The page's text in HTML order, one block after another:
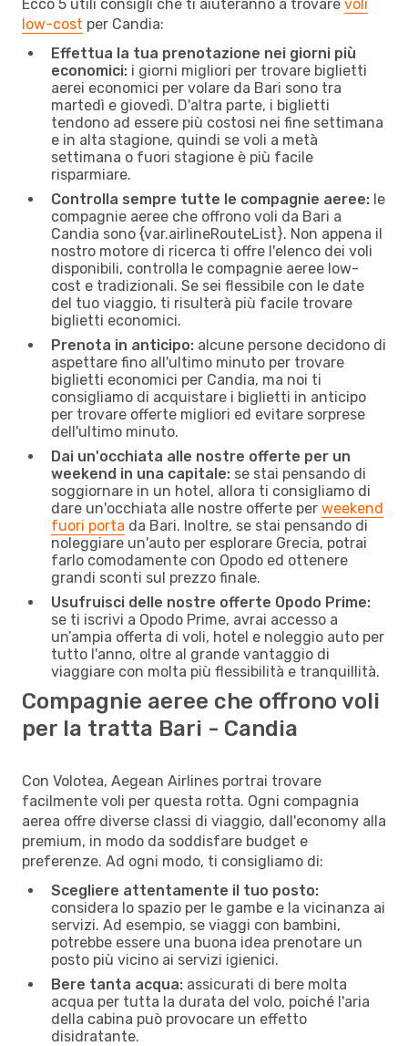
Ecco 5 utili consigli che ti aiuteranno a trovare voli
low-cost per Candia:
Effettua la tua prenotazione nei giorni più
economici: i giorni migliori per trovare biglietti
aerei economici per volare da Bari sono tra
martedì e giovedì. D'altra parte, i biglietti
tendono ad essere più costosi nei fine settimana
e in alta stagione, quindi se voli a metà
settimana o fuori stagione è più facile
risparmiare.
Controlla sempre tutte le compagnie aeree: le
compagnie aeree che offrono voli da Bari a
Candia sono {​var.airlineRouteList}. Non appena il
nostro motore di ricerca ti offre l'elenco dei voli
disponibili, controlla le compagnie aeree low-
cost e tradizionali. Se sei flessibile con le date
del tuo viaggio, ti risulterà più facile trovare
biglietti economici.
Prenota in anticipo: alcune persone decidono di
aspettare fino all'ultimo minuto per trovare
biglietti economici per Candia, ma noi ti
consigliamo di acquistare i biglietti in anticipo
per trovare offerte migliori ed evitare sorprese
dell'ultimo minuto.
Dai un'occhiata alle nostre offerte per un
weekend in una capitale: se stai pensando di
soggiornare in un hotel, allora ti consigliamo di
dare un'occhiata alle nostre offerte per weekend
fuori porta da Bari. Inoltre, se stai pensando di
noleggiare un'auto per esplorare Grecia, potrai
farlo comodamente con Opodo ed ottenere
grandi sconti sul prezzo finale.
Usufruisci delle nostre offerte Opodo Prime:
se ti iscrivi a Opodo Prime, avrai accesso a
un’ampia offerta di voli, hotel e noleggio auto per
tutto l'anno, oltre al grande vantaggio di
viaggiare con molta più flessibilità e tranquillità.
Compagnie aeree che offrono voli
per la tratta Bari - Candia
Con Volotea, Aegean Airlines portrai trovare
facilmente voli per questa rotta. Ogni compagnia
aerea offre diverse classi di viaggio, dall'economy alla
premium, in modo da soddisfare budget e
preferenze. Ad ogni modo, ti consigliamo di:
Scegliere attentamente il tuo posto:
considera lo spazio per le gambe e la vicinanza ai
servizi. Ad esempio, se viaggi con bambini,
potrebbe essere una buona idea prenotare un
posto più vicino ai servizi igienici.
Bere tanta acqua: assicurati di bere molta
acqua per tutta la durata del volo, poiché l'aria
della cabina può provocare un effetto
disidratante.